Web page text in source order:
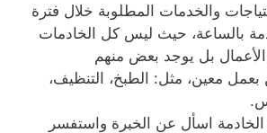
والخدمات المطلوبة خلال فترة
بالساعة، حيث ليس كل الخادمات
بل يوجد بعض منهم
معين، مثل: الطبخ، التنظيف،
اسأل عن الخبرة واستفسر